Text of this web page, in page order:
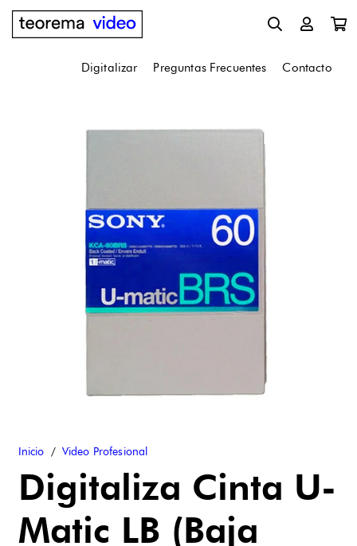
Digitalizar Preguntas Frecuentes Contacto
Inicio / Video Profesional
Digitaliza Cinta U-
Matic LB (Baja